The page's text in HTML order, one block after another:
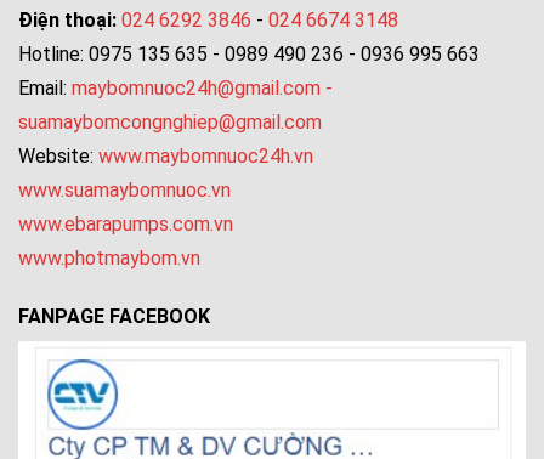
Điện thoại: 024 6292 3846 - 024 6674 3148
Hotline: 0975 135 635 - 0989 490 236 - 0936 995 663
Email: maybomnuoc24h@gmail.com -
suamaybomcongnghiep@gmail.com
Website: www.maybomnuoc24h.vn
www.suamaybomnuoc.vn
www.ebarapumps.com.vn
www.photmaybom.vn
FANPAGE FACEBOOK